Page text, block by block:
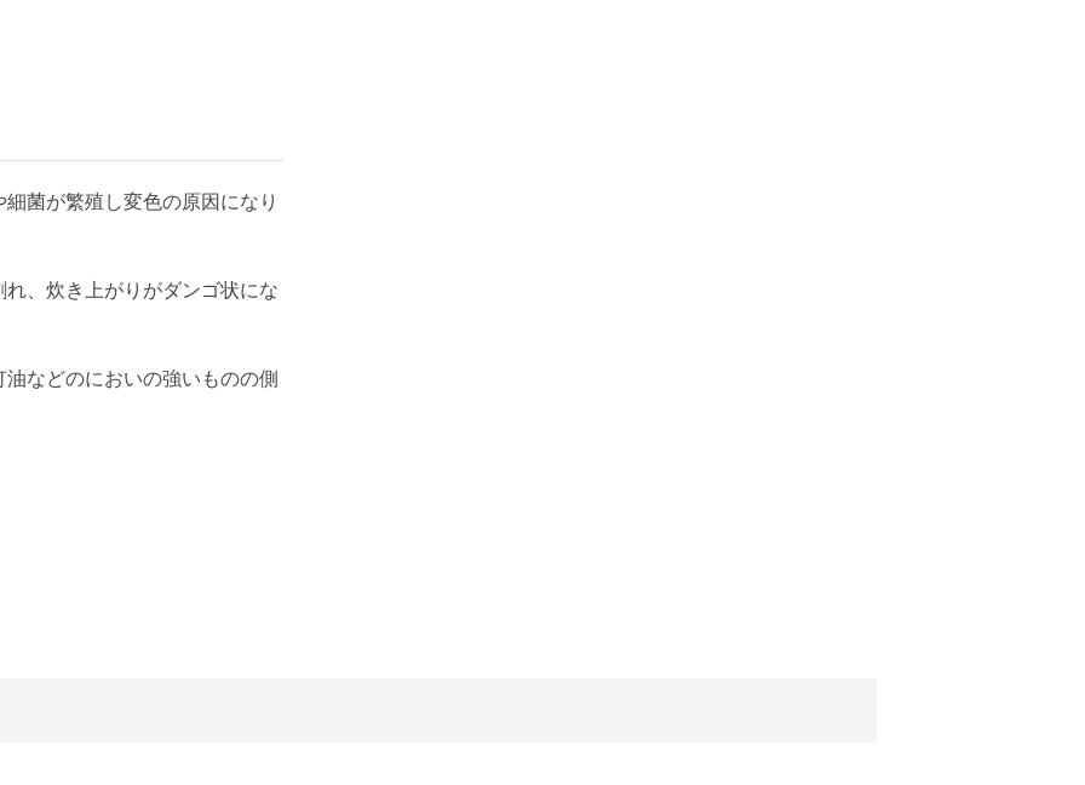
菌が繁殖し変色の原因になり
、炊き上がりがダンゴ状にな
さい。
などのにおいの強いものの側